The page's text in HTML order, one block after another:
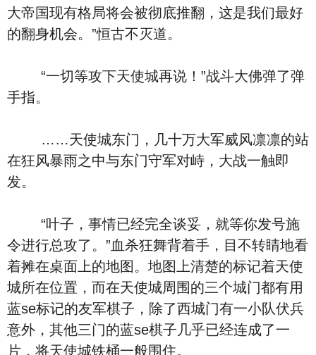
大帝国现有格局将会被彻底推翻，这是我们最好
的翻身机会。”恒古不灭道。
“一切等攻下天使城再说！”战斗大佛弹了弹
手指。
……天使城东门，几十万大军威风凛凛的站
在狂风暴雨之中与东门守军对峙，大战一触即
发。
“叶子，事情已经完全谈妥，就等你发号施
令进行总攻了。”血杀狂舞背着手，目不转睛地看
着摊在桌面上的地图。地图上清楚的标记着天使
城所在位置，而在天使城周围的三个城门都有用
蓝se标记的友军棋子，除了西城门有一小队伏兵
意外，其他三门的蓝se棋子几乎已经连成了一
片，将天使城铁桶一般围住。